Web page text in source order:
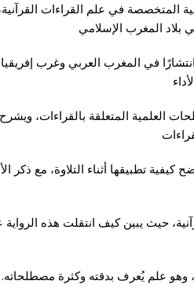
المتخصصة في علم القراءات
بلاد المغرب الإسلامي
في المغرب العربي وغرب
المتعلقة بالقراءات، ويشرح
تطبيقها أثناء التلاوة، مع ذكر
حيث يبين كيف انتقلت هذه الرواية
وهو علم يُعرف بدقته وكثرة